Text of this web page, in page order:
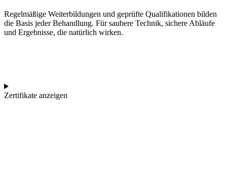
Regelmäßige Weiterbildungen und geprüfte Qualifikationen bilden
die Basis jeder Behandlung. Für saubere Technik, sichere Abläufe
und Ergebnisse, die natürlich wirken.
Zertifikate anzeigen